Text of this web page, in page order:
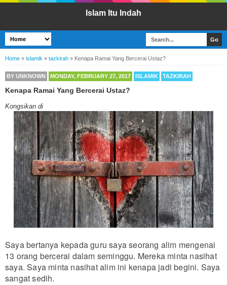
Islam Itu Indah
Home » islamik » tazkirah » Kenapa Ramai Yang Bercerai Ustaz?
BY UNKNOWN MONDAY, FEBRUARY 27, 2017 ISLAMIK TAZKIRAH
Kenapa Ramai Yang Bercerai Ustaz?
Kongsikan di
Saya bertanya kepada guru saya seorang alim mengenai
13 orang bercerai dalam seminggu. Mereka minta nasihat
saya. Saya minta nasihat alim ini kenapa jadi begini. Saya
sangat sedih.